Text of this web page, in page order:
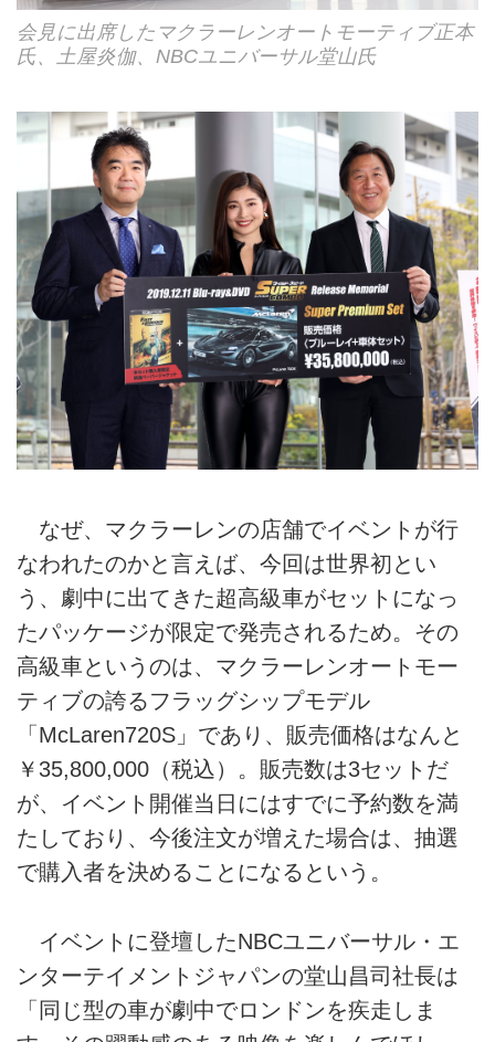
会見に出席したマクラーレンオートモーティブ正本
氏、土屋炎伽、NBCユニバーサル堂山氏
なぜ、マクラーレンの店舗でイベントが行
なわれたのかと言えば、今回は世界初とい
う、劇中に出てきた超高級車がセットになっ
たパッケージが限定で発売されるため。その
高級車というのは、マクラーレンオートモー
ティブの誇るフラッグシップモデル
「McLaren720S」であり、販売価格はなんと
￥35,800,000（税込）。販売数は3セットだ
が、イベント開催当日にはすでに予約数を満
たしており、今後注文が増えた場合は、抽選
で購入者を決めることになるという。
イベントに登壇したNBCユニバーサル・エ
ンターテイメントジャパンの堂山昌司社長は
「同じ型の車が劇中でロンドンを疾走しま